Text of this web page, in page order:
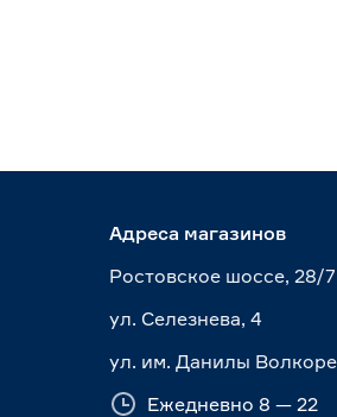
Адреса магазинов
Ростовское шоссе, 28/7
ул. Селезнева, 4
ул. им. Данилы
Ежедневно 8 — 22